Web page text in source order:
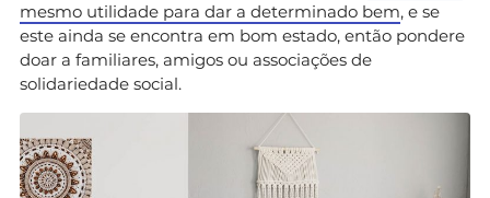
mesmo utilidade para dar a determinado bem, e se
este ainda se encontra em bom estado, então pondere
doar a familiares, amigos ou associações de
solidariedade social.